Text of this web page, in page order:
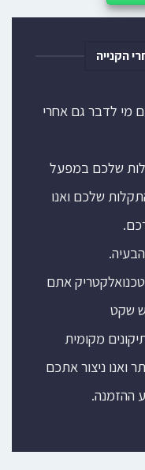
הקנייה
מי לדבר גם אחרי
שלכם במפעל
שלכם ואנו
אתם
שקט
מקומית
ואנו ניצור אתכם
ההזמנה.